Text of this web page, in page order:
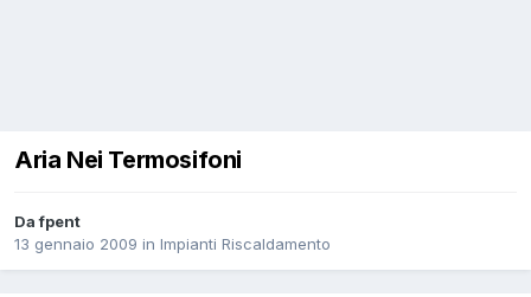
Aria Nei Termosifoni
Da fpent
13 gennaio 2009 in Impianti Riscaldamento